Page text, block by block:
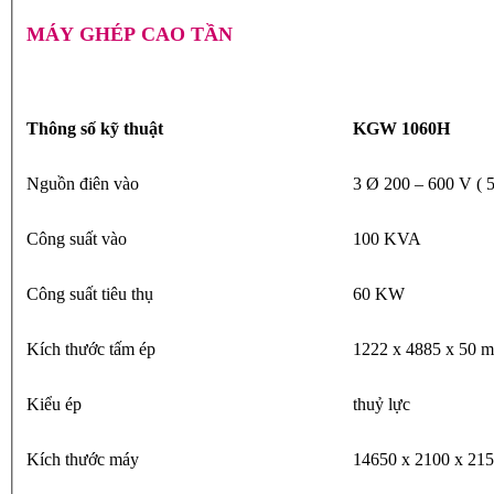
MÁY GHÉP CAO TẦN
Thông số kỹ thuật KGW 1060H
Nguồn điên vào 3 Ø 200 – 600 V (
Công suất vào 100 KVA
Công suất tiêu thụ 60 KW
Kích thước tấm ép 1222 x 4885 x 50
Kiểu ép thuỷ lực
Kích thước máy 14650 x 2100 x